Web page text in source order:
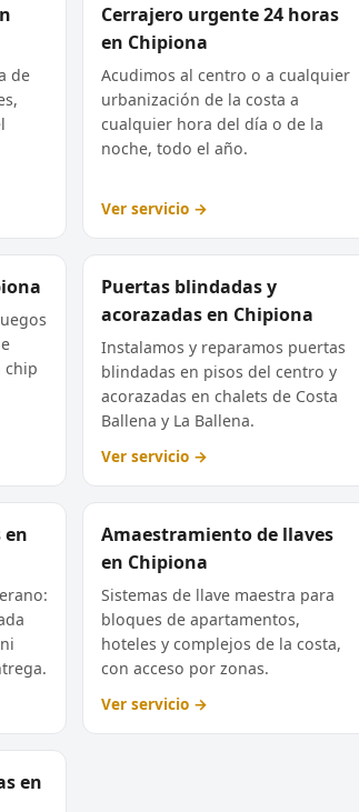
de
Cerrajero urgente 24 horas
en Chipiona
Acudimos al centro o a cualquier
urbanización de la costa a
cualquier hora del día o de la
noche, todo el año.
Ver servicio →
chip
Puertas blindadas y
acorazadas en Chipiona
Instalamos y reparamos puertas
blindadas en pisos del centro y
acorazadas en chalets de Costa
Ballena y La Ballena.
Ver servicio →
en
Amaestramiento de llaves
en Chipiona
Sistemas de llave maestra para
bloques de apartamentos,
hoteles y complejos de la costa,
con acceso por zonas.
Ver servicio →
en